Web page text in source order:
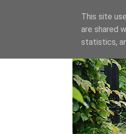
This site
are shared
statistics,